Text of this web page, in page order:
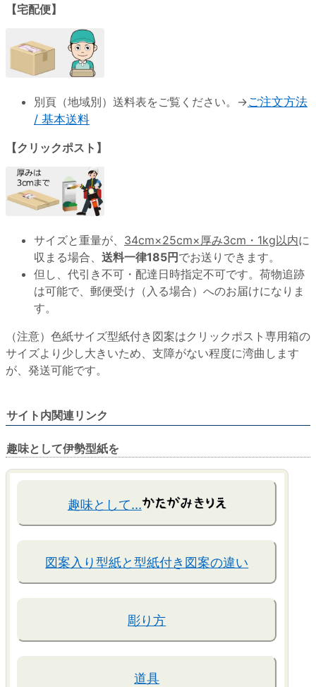
【宅配便】
別頁（地域別）送料表をご覧ください。→ご注文方法
/ 基本送料
【クリックポスト】
サイズと重量が、 34cm×25cm×厚み3cm・1kg以内に
収まる場合、 送料一律185円 でお送りできます。
但し、代引き不可・配達日時指定不可です。荷物追跡
は可能で、郵便受け（入る場合）へのお届けになりま
す。
（注意）色紙サイズ型紙付き図案はクリックポスト専用箱の
サイズより少し大きいため、支障がない程度に湾曲します
が、発送可能です。
サイト内関連リンク
趣味として伊勢型紙を
趣味として…
図案入り型紙と型紙付き図案の違い
彫り方
道具